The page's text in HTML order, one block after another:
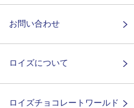
お問い合わせ
ロイズについて
ロイズチョコレートワールド